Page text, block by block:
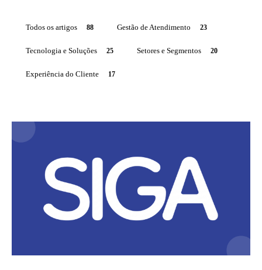
Todos os artigos 88 Gestão de Atendimento 23
Tecnologia e Soluções 25 Setores e Segmentos 20
Experiência do Cliente 17